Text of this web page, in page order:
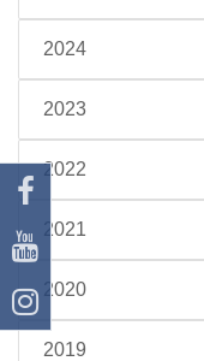
2024
2023
2022
2021
2020
2019